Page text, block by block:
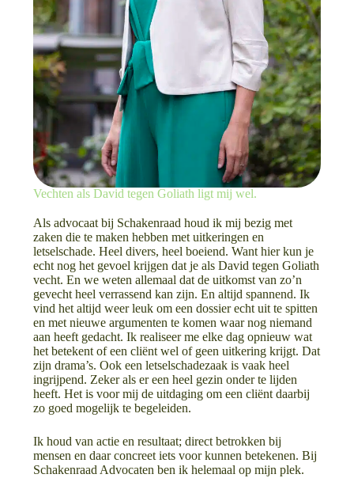
Vechten als David tegen Goliath ligt mij wel.
Als advocaat bij Schakenraad houd ik mij bezig met
zaken die te maken hebben met uitkeringen en
letselschade. Heel divers, heel boeiend. Want hier kun je
echt nog het gevoel krijgen dat je als David tegen Goliath
vecht. En we weten allemaal dat de uitkomst van zo’n
gevecht heel verrassend kan zijn. En altijd spannend. Ik
vind het altijd weer leuk om een dossier echt uit te spitten
en met nieuwe argumenten te komen waar nog niemand
aan heeft gedacht. Ik realiseer me elke dag opnieuw wat
het betekent of een cliënt wel of geen uitkering krijgt. Dat
zijn drama’s. Ook een letselschadezaak is vaak heel
ingrijpend. Zeker als er een heel gezin onder te lijden
heeft. Het is voor mij de uitdaging om een cliënt daarbij
zo goed mogelijk te begeleiden.
Ik houd van actie en resultaat; direct betrokken bij
mensen en daar concreet iets voor kunnen betekenen. Bij
Schakenraad Advocaten ben ik helemaal op mijn plek.